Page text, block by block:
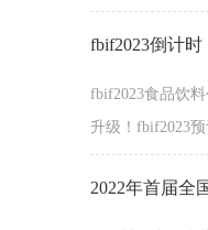
fbif2023倒计时
fbif2023食品饮
升级！fbif2023
2022年首届全